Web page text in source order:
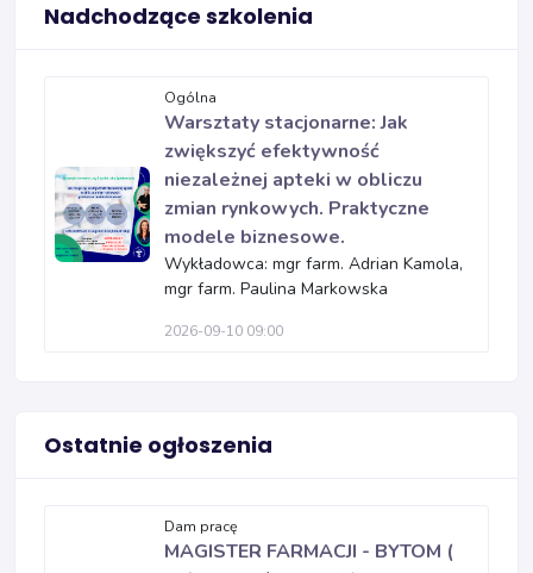
Nadchodzące szkolenia
Ogólna
Warsztaty stacjonarne: Jak
zwiększyć efektywność
niezależnej apteki w obliczu
zmian rynkowych. Praktyczne
modele biznesowe.
Wykładowca: mgr farm. Adrian Kamola,
mgr farm. Paulina Markowska
2026-09-10 09:00
Ostatnie ogłoszenia
Dam pracę
MAGISTER FARMACJI - BYTOM (